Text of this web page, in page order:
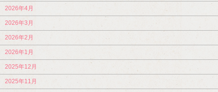
2026年4月
2026年3月
2026年2月
2026年1月
2025年12月
2025年11月